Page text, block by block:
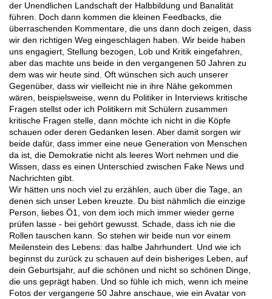
der Unendlichen Landschaft der Halbbildung und Banalität
führen. Doch dann kommen die kleinen Feedbacks, die
überraschenden Kommentare, die uns dann doch zeigen, dass
wir den richtigen Weg eingeschlagen haben. Wir beide haben
uns engagiert, Stellung bezogen, Lob und Kritik eingefahren,
aber das machte uns beide in den vergangenen 50 Jahren zu
dem was wir heute sind. Oft wünschen sich auch unserer
Gegenüber, dass wir vielleicht nie in ihre Nähe gekommen
wären, beispielsweise, wenn du Politiker in Interviews kritische
Fragen stellst oder ich Politikern mit Schülern zusammen
kritische Fragen stelle, dann möchte ich nicht in die Köpfe
schauen oder deren Gedanken lesen. Aber damit sorgen wir
beide dafür, dass immer eine neue Generation von Menschen
da ist, die Demokratie nicht als leeres Wort nehmen und die
Wissen, dass es einen Unterschied zwischen Fake News und
Nachrichten gibt.
Wir hätten uns noch viel zu erzählen, auch über die Tage, an
denen sich unser Leben kreuzte. Du bist nähmlich die einzige
Person, liebes Ö1, von dem ioch mich immer wieder gerne
prüfen lasse - bei gehört gewusst. Schade, dass ich nie die
Rollen tauschen kann. So stehen wir beide nun vor einem
Meilenstein des Lebens: das halbe Jahrhundert. Und wie ich
beginnst du zurück zu schauen auf dein bisheriges Leben, auf
dein Geburtsjahr, auf die schönen und nicht so schönen Dinge,
die uns geprägt haben. Und so fühle ich mich, wenn ich meine
Fotos der vergangene 50 Jahre anschaue, wie ein Avatar von